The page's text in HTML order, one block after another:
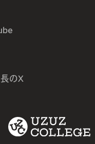
研修
ア研修
ス
ビス
のX